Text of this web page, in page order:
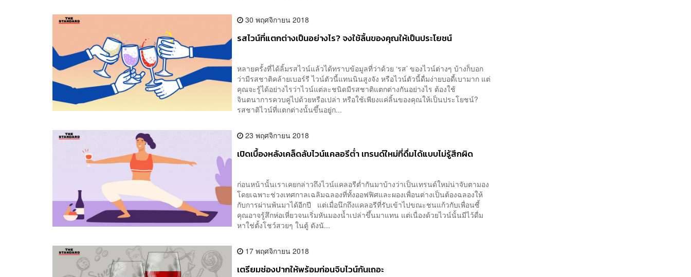
30 พฤศจิกายน 2018
รสไวน์ที่แตกต่างเป็นอย่างไร? จงใช้ลิ้นของคุณให้เป็นประโยชน์
หลายครั้งที่ได้ลิ้มรสไวน์แล้วได้ทราบข้อมูลที่ว่าด้วย ‘รส’ ของไวน์ต่างๆ บ้างก็บอก
ว่ามีรสชาติคล้ายเบอร์รี ไวน์ตัวนี้แทนนินสูงจัง หรือไวน์ตัวนี้ดื่มง่ายบอดี้เบามาก แต่
คุณจะรู้ได้อย่างไรว่าไวน์แต่ละชนิดมีรสชาติแตกต่างกันอย่างไร ต้องใช้
จินตนาการควบคู่ไปด้วยหรือเปล่า หรือใช้เพียงแค่ลิ้นของคุณให้เป็นประโยชน์?
รสชาติไวน์ที่แตกต่างนั้นขึ้นอยู่ก...
23 พฤศจิกายน 2018
เปิดเบื้องหลังเคล็ดลับไวน์แคลอรีต่ำ เทรนด์ใหม่ที่ดื่มได้แบบไม่รู้สึกผิด
ก่อนหน้านั้นเราเคยกล่าวถึงไวน์แคลอรีต่ำกันมาบ้างว่าเป็นเทรนด์ใหม่น่าจับตามอง
โดยเฉพาะช่วงเทศกาลเฉลิมฉลองที่ทั้งออฟฟิศและผองเพื่อนต่างเป็นต้องฉลองให้
กับการผ่านพ้นมาได้อีกปี แต่เมื่อนึกถึงแคลอรีที่รับเข้าไปขณะชนแก้วกับเพื่อนซี้
คุณอาจรู้สึกห่อเหี่ยวจนเริ่มหันมองน้ำเปล่าขึ้นมาแทน แต่เนื่องด้วยไวน์นั้นมีไว้ดื่ม
หาใช่ตั้งโชว์สวยๆ ในตู้ ดังนั...
17 พฤศจิกายน 2018
เตรียมช่องปากให้พร้อมก่อนจิบไวน์กันเถอะ